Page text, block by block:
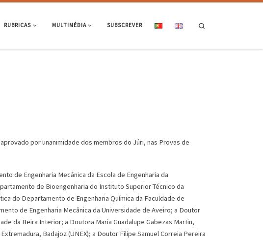
RUBRICAS MULTIMÉDIA SUBSCREVER
por unanimidade dos membros do Júri, nas Provas de
de Engenharia Mecânica da Escola de Engenharia da
de Bioengenharia do Instituto Superior Técnico da
do Departamento de Engenharia Química da Faculdade de
de Engenharia Mecânica da Universidade de Aveiro; a Doutor
da Beira Interior; a Doutora Maria Guadalupe Gabezas Martin,
Badajoz (UNEX); a Doutor Filipe Samuel Correia Pereira